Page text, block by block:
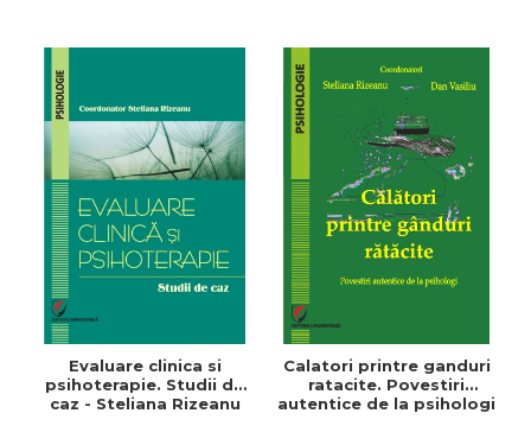
PROMOȚIILE LUNII
ULTIMELE EXEMPLARE
Evaluare clinica si
psihoterapie. Studii de
caz - Steliana Rizeanu
Calatori printre ganduri
ratacite. Povestiri
autentice de la psihologi